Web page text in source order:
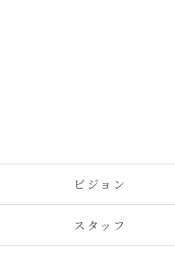
ビジョン
スタッフ